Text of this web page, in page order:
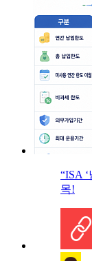
“ISA
목!